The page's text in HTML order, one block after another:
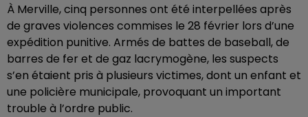
À Merville, cinq personnes ont été interpellées après
de graves violences commises le 28 février lors d’une
expédition punitive. Armés de battes de baseball, de
barres de fer et de gaz lacrymogène, les suspects
s’en étaient pris à plusieurs victimes, dont un enfant et
une policière municipale, provoquant un important
trouble à l’ordre public.